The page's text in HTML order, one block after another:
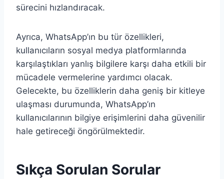
sürecini hızlandıracak.
Ayrıca, WhatsApp’ın bu tür özellikleri,
kullanıcıların sosyal medya platformlarında
karşılaştıkları yanlış bilgilere karşı daha etkili bir
mücadele vermelerine yardımcı olacak.
Gelecekte, bu özelliklerin daha geniş bir kitleye
ulaşması durumunda, WhatsApp’ın
kullanıcılarının bilgiye erişimlerini daha güvenilir
hale getireceği öngörülmektedir.
Sıkça Sorulan Sorular